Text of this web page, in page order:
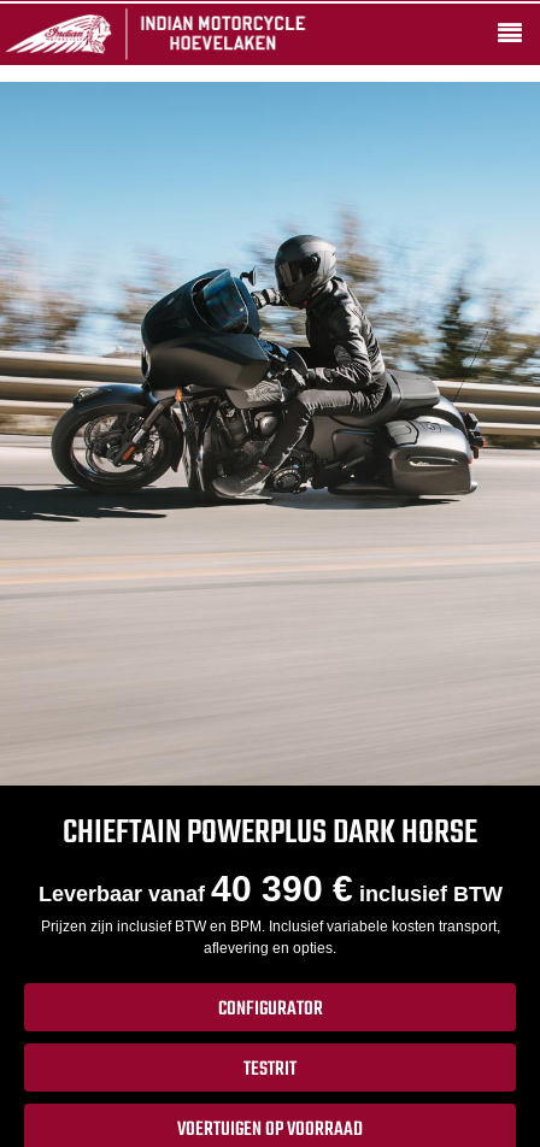
CHIEFTAIN POWERPLUS DARK HORSE
Leverbaar vanaf 40 390 € inclusief BTW
Prijzen zijn inclusief BTW en BPM. Inclusief variabele kosten transport,
aflevering en opties.
CONFIGURATOR
TESTRIT
VOERTUIGEN OP VOORRAAD